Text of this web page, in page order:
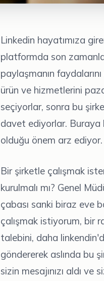
Linkedin hayatımıza
platformda son
paylaşmanın
ürün ve hizmetlerini
seçiyorlar, sonra bu
davet ediyorlar. Buraya
olduğu önem arz ediyor.
Bir şirketle çalışmak
kurulmalı mı? Genel
çabası sanki biraz eve
çalışmak istiyorum, bir
talebini, daha
göndererek aslında bu
sizin mesajınızı aldı